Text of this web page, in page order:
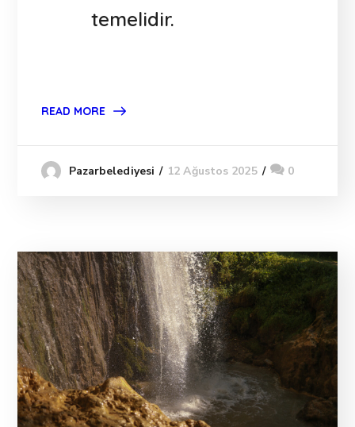
temelidir.
READ MORE
Pazarbelediyesi 12 Ağustos 2025 0